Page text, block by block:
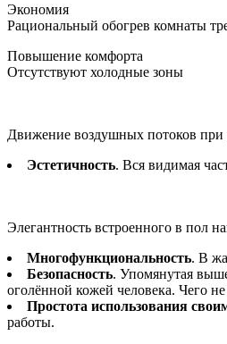
Экономия
Рациональный обогрев комнаты
Повышение комфорта
Отсутствуют холодные зоны
Движение воздушных потоков при
Эстетичность. Вся видимая
Элегантность встроенного в пол
Многофункциональность. В
Безопасность. Упомянутая
оголённой кожей человека. Чего
Простота использования
работы.